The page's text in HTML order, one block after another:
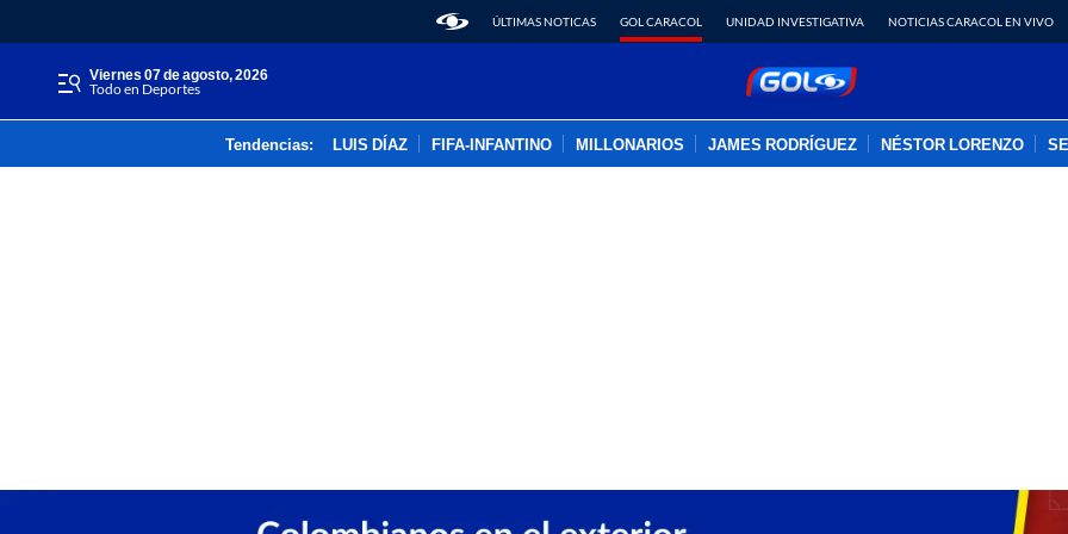
ÚLTIMAS NOTICAS GOL CARACOL UNIDAD INVESTIGATIVA NOTICIAS CARACOL EN VIVO
viernes 07 de agosto, 2026
Todo en Deportes
Tendencias: LUIS DÍAZ FIFA-INFANTINO MILLONARIOS JAMES RODRÍGUEZ NÉSTOR LORENZO